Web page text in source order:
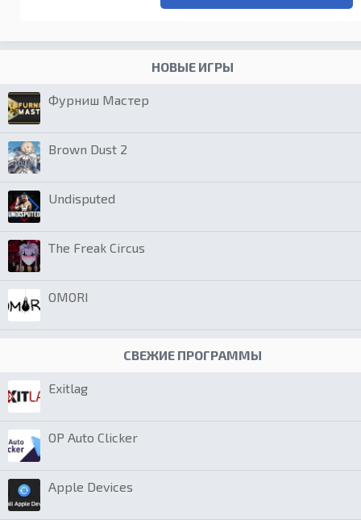
НОВЫЕ ИГРЫ
Фурниш Мастер
Brown Dust 2
Undisputed
The Freak Circus
OMORI
СВЕЖИЕ ПРОГРАММЫ
Exitlag
OP Auto Clicker
Apple Devices